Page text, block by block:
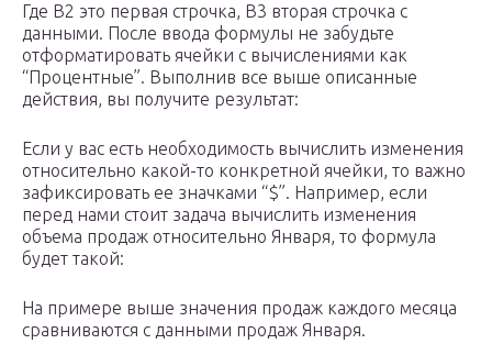
Где B2 это первая строчка, B3 вторая строчка с
данными. После ввода формулы не забудьте
отформатировать ячейки с вычислениями как
“Процентные”. Выполнив все выше описанные
действия, вы получите результат:
Если у вас есть необходимость вычислить изменения
относительно какой-то конкретной ячейки, то важно
зафиксировать ее значками “$”. Например, если
перед нами стоит задача вычислить изменения
объема продаж относительно Января, то формула
будет такой:
На примере выше значения продаж каждого месяца
сравниваются с данными продаж Января.